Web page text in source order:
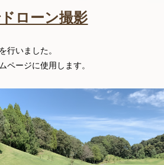
ローン撮影
行いました。
ページに使用します。